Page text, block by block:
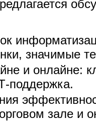
значимые
и онлайне:
поддержка.
зале и